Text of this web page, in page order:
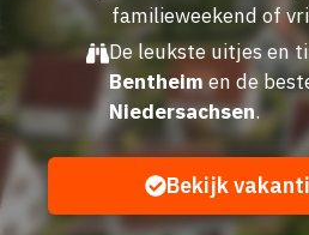
familieweekend of
De leukste uitjes en
Bentheimen de
Niedersachsen.
Bekijk